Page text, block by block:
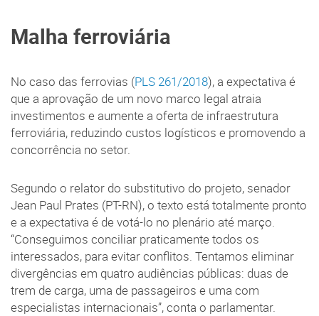
Malha ferroviária
No caso das ferrovias (PLS 261/2018), a expectativa é
que a aprovação de um novo marco legal atraia
investimentos e aumente a oferta de infraestrutura
ferroviária, reduzindo custos logísticos e promovendo a
concorrência no setor.
Segundo o relator do substitutivo do projeto, senador
Jean Paul Prates (PT-RN), o texto está totalmente pronto
e a expectativa é de votá-lo no plenário até março.
“Conseguimos conciliar praticamente todos os
interessados, para evitar conflitos. Tentamos eliminar
divergências em quatro audiências públicas: duas de
trem de carga, uma de passageiros e uma com
especialistas internacionais”, conta o parlamentar.